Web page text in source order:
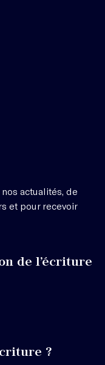
actualités, de
et pour recevoir
de l’écriture
?